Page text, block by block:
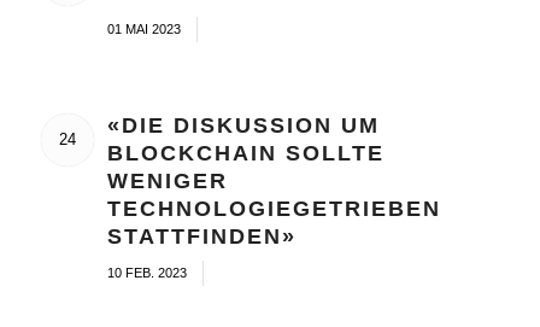
01 MAI 2023
24
«DIE DISKUSSION UM
BLOCKCHAIN SOLLTE
WENIGER
TECHNOLOGIEGETRIEBEN
STATTFINDEN»
10 FEB. 2023